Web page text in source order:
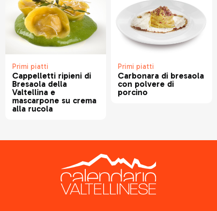
Primi piatti
Cappelletti ripieni di
Bresaola della
Valtellina e
mascarpone su crema
alla rucola
Primi piatti
Carbonara di bresaola
con polvere di
porcino